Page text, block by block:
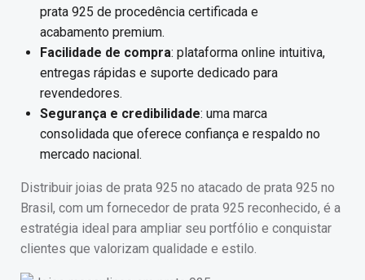
prata 925 de procedência certificada e
acabamento premium.
Facilidade de compra: plataforma online intuitiva,
entregas rápidas e suporte dedicado para
revendedores.
Segurança e credibilidade: uma marca
consolidada que oferece confiança e respaldo no
mercado nacional.
Distribuir joias de prata 925 no atacado de prata 925 no
Brasil, com um fornecedor de prata 925 reconhecido, é a
estratégia ideal para ampliar seu portfólio e conquistar
clientes que valorizam qualidade e estilo.